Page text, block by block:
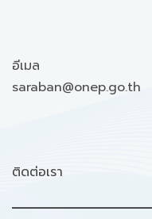
อีเมล
saraban@onep.go.th
ติดต่อเรา